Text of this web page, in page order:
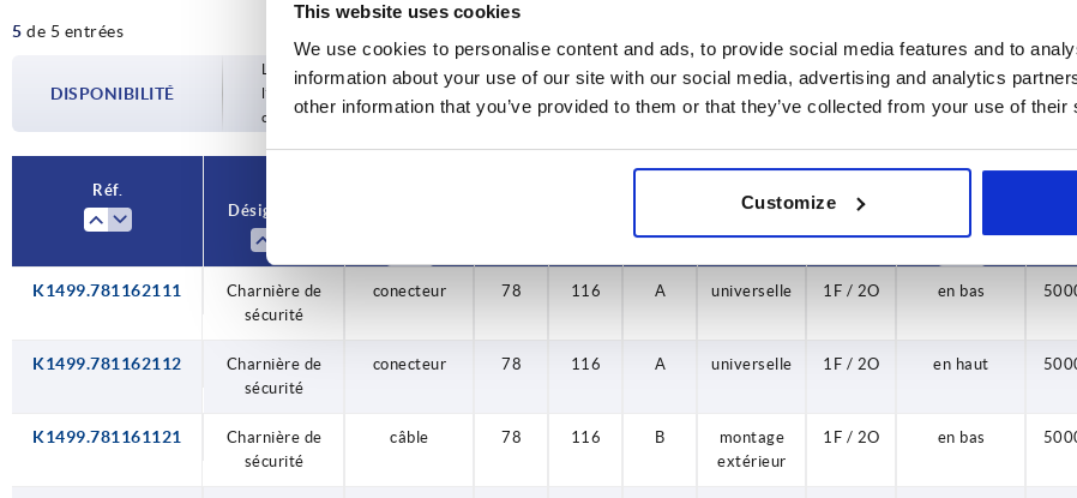
This website uses cookies
We use cookies to personalise content and ads, to provide social media features and to
information about your use of our site with our social media, advertising and analytics
other information that you’ve provided to them or that they’ve collected from your use of their
Customize
Charnière supplémentaire
5 de 5 entrées
DISPONIBILITÉ
Les disponibilités sont mises à jour plusieurs fois par jour à intervalles réguliers. Lors de
l’étape finale, avant de finaliser votre commande, vous connaîtrez la date d’expédition
confirmée.
1-3 jours
4-20 jours
Réf.
Désignation
Préréglage contacts
K1499.781162111
Charnière de
sécurité
conecteur 78 116 A universelle 1F / 2O en bas
K1499.781162112
Charnière de
sécurité
conecteur 78 116 A universelle 1F / 2O en haut
K1499.781161121
Charnière de
sécurité
câble 78 116 B
montage
extérieur
1F / 2O en bas